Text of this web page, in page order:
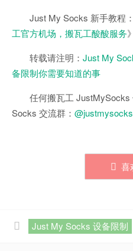
Just My Socks 新手教程
工官方机场，搬瓦工酸酸服务》
转载请注明： Just My
备限制你需要知道的事
任何搬瓦工
Socks 交流群：
喜
Just My Socks 设备限制